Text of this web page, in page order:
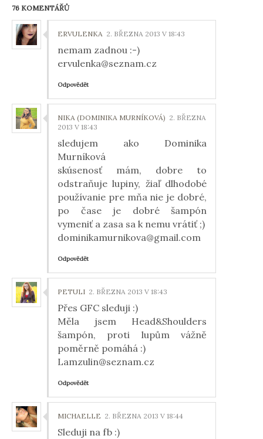
76 KOMENTÁŘŮ
ERVULENKA 2. BŘEZNA 2013 V 18:43
nemam zadnou :-)
ervulenka@seznam.cz
Odpovědět
NIKA (DOMINIKA MURNÍKOVÁ) 2. BŘEZNA
2013 V 18:43
sledujem ako Dominika
Murníková
skúsenosť mám, dobre to
odstraňuje lupiny, žiaľ dlhodobé
používanie pre mňa nie je dobré,
po čase je dobré šampón
vymeniť a zasa sa k nemu vrátiť ;)
dominikamurnikova@gmail.com
Odpovědět
PETULI 2. BŘEZNA 2013 V 18:43
Přes GFC sleduji :)
Měla jsem Head&Shoulders
šampón, proti lupům vážně
poměrně pomáhá :)
Lamzulin@seznam.cz
Odpovědět
MICHAELLE 2. BŘEZNA 2013 V 18:44
Sleduji na fb :)